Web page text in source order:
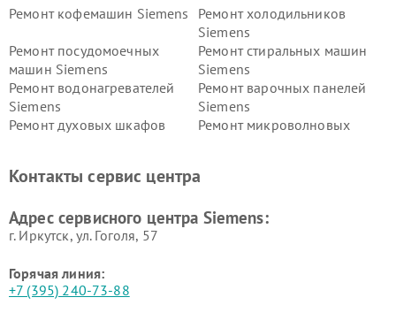
Ремонт кофемашин Siemens
Ремонт холодильников
Siemens
Ремонт посудомоечных
машин Siemens
Ремонт стиральных машин
Siemens
Ремонт водонагревателей
Siemens
Ремонт варочных панелей
Siemens
Ремонт духовых шкафов
Ремонт микроволновых
Siemens
Siemens
Siemens
Siemens
Контакты сервис центра
Адрес сервисного центра Siemens:
г. Иркутск, ул. ​Гоголя, 57
Горячая линия:
+7 (395) 240-73-88